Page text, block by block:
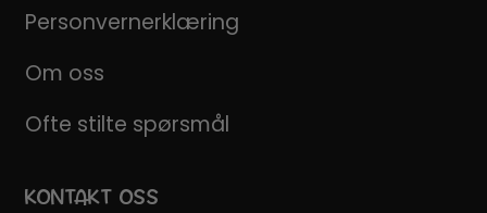
Personvernerklæring
Om oss
Ofte stilte spørsmål
KONTAKT OSS